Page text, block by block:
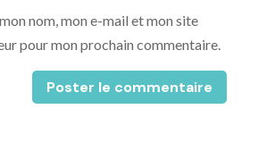
nom, mon e-mail et mon site
pour mon prochain commentaire.